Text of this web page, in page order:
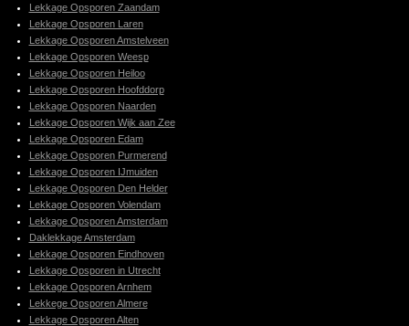
Lekkage Opsporen Zaandam
Lekkage Opsporen Laren
Lekkage Opsporen Amstelveen
Lekkage Opsporen Weesp
Lekkage Opsporen Heiloo
Lekkage Opsporen Hoofddorp
Lekkage Opsporen Naarden
Lekkage Opsporen Wijk aan Zee
Lekkage Opsporen Edam
Lekkage Opsporen Purmerend
Lekkage Opsporen IJmuiden
Lekkage Opsporen Den Helder
Lekkage Opsporen Volendam
Lekkage Opsporen Amsterdam
Daklekkage Amsterdam
Lekkage Opsporen Eindhoven
Lekkage Opsporen in Utrecht
Lekkage Opsporen Arnhem
Lekkege Opsporen Almere
Lekkage Opsporen Alten